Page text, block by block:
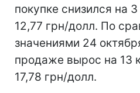
покупке снизился на
12,77 грн/долл. По
значениями 24
продаже вырос на 13
17,78 грн/долл.